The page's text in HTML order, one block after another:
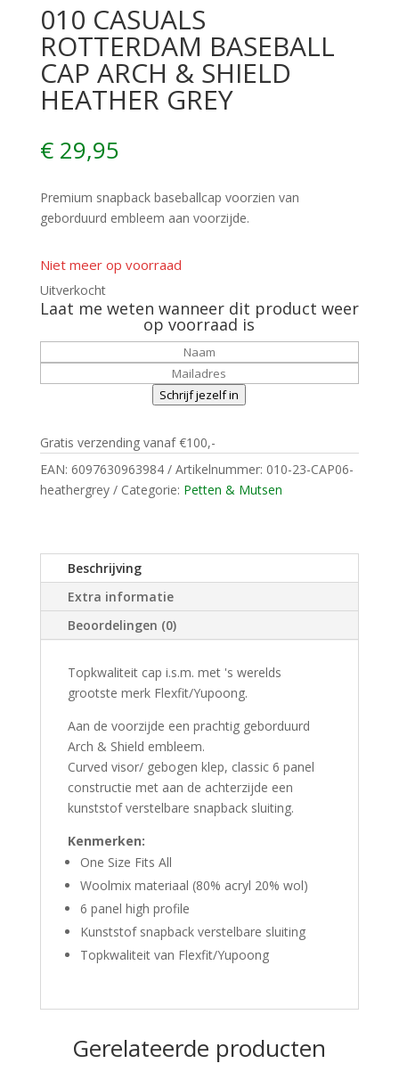
010 CASUALS
ROTTERDAM BASEBALL
CAP ARCH & SHIELD
HEATHER GREY
€29,95
Premium snapback baseballcap voorzien van
geborduurd embleem aan voorzijde.
Niet meer op voorraad
Uitverkocht
Laat me weten wanneer dit product weer
op voorraad is
Schrijf jezelf in
Gratis verzending vanaf €100,-
EAN: 6097630963984 Artikelnummer: 010-23-CAP06-
heathergrey
Categorie: Petten & Mutsen
Beschrijving
Extra informatie
Beoordelingen (0)
Topkwaliteit cap i.s.m. met 's werelds
grootste merk Flexfit/Yupoong.
Aan de voorzijde een prachtig geborduurd
Arch & Shield embleem.
Curved visor/ gebogen klep, classic 6 panel
constructie met aan de achterzijde een
kunststof verstelbare snapback sluiting.
Kenmerken:
One Size Fits All
Woolmix materiaal (80% acryl 20% wol)
6 panel high profile
Kunststof snapback verstelbare sluiting
Topkwaliteit van Flexfit/Yupoong
Gerelateerde producten